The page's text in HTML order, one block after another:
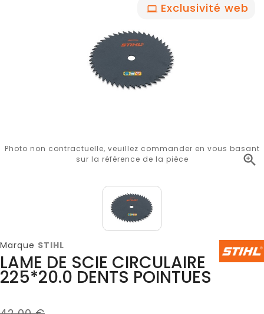
Exclusivité web

Photo non contractuelle, veuillez commander en vous basant
sur la référence de la pièce
Marque STIHL
LAME DE SCIE CIRCULAIRE
225*20.0 DENTS POINTUES